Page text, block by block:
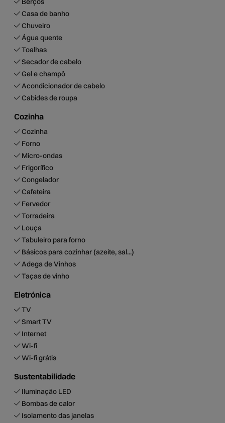
Casa de banho
Chuveiro
Água quente
Toalhas
Secador de cabelo
Gel e champô
Acondicionador de cabelo
Cabides de roupa
Cozinha
Cozinha
Forno
Micro-ondas
Frigorífico
Congelador
Cafeteira
Fervedor
Torradeira
Louça
Tabuleiro para forno
Básicos para cozinhar (azeite, sal...)
Adega de Vinhos
Taças de vinho
Eletrónica
TV
Smart TV
Internet
Wi-fi
Wi-fi grátis
Sustentabilidade
Iluminação LED
Bombas de calor
Isolamento das janelas